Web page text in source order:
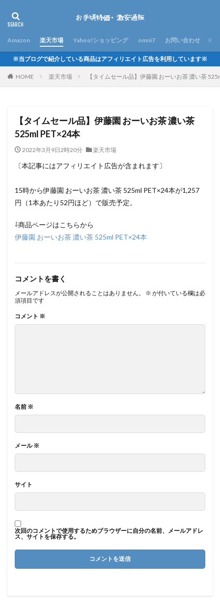
Amazon 楽天市場 Yahoo!ショッピング omni7 お問い合わせ
※当ブログで紹介している商品はアフィリエイト広告を利用しています※
HOME 楽天市場 【タイムセール品】伊藤園 おーいお茶 濃い茶
【タイムセール品】伊藤園 おーいお茶 濃い茶
525ml PET×24本
2022年3月9日2時20分 楽天市場
〔本記事にはアフィリエイト広告が含まれます〕
15時から伊藤園 おーいお茶 濃い茶 525ml PET×24本が1,257
円（1本あたり52円ほど）で販売予定。
⇩商品ページはこちらから
伊藤園 おーいお茶 濃い茶 525ml PET×24本
コメントを書く
メールアドレスが公開されることはありません。 ※ が付いている欄は必
須項目です
コメント ※
名前 ※
メール※
サイト
次回のコメントで使用するためブラウザーに自分の名前、メールアドレ
ス、サイトを保存する。